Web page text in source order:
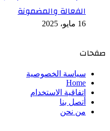
الفعالة والمضمونة
16 مايو، 2025
صفحات
سياسة الخصوصية
Home
اتفاقية الاستخدام
أتصل بنا
من نحن